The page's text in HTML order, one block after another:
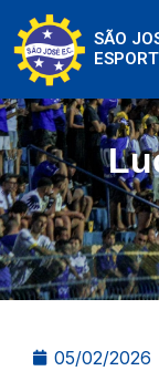
SÃO
05/02/2026